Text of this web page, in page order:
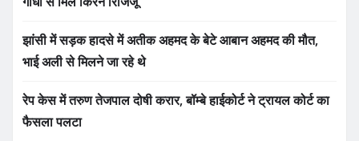
झांसी में सड़क हादसे में अतीक अहमद के बेटे आबान अहमद की मौत,
भाई अली से मिलने जा रहे थे
रेप केस में तरुण तेजपाल दोषी करार, बॉम्बे हाईकोर्ट ने ट्रायल कोर्ट का
फैसला पलटा